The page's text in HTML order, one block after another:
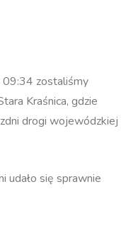
zostaliśmy
Kraśnica, gdzie
drogi wojewódzkiej
udało się sprawnie